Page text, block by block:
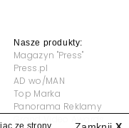
Nasze produkty:
Magazyn "Press"
Press.pl
AD wo/MAN
Top Marka
Panorama Reklamy
ze strony